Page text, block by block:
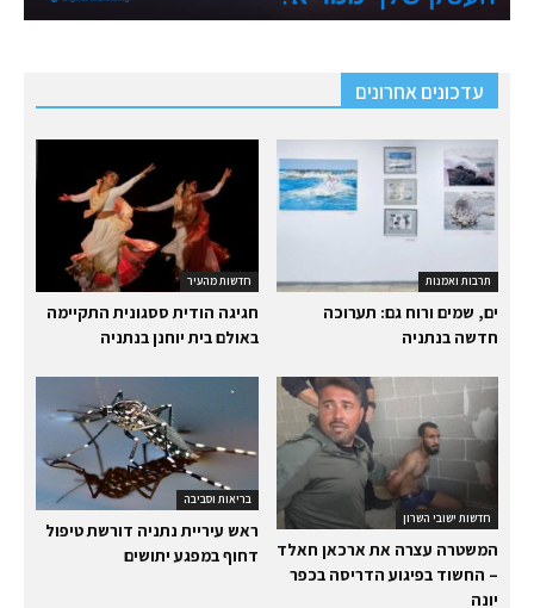
עדכונים אחרונים
חדשות מהעיר
חגיגה הודית ססגונית התקיימה
באולם בית יוחנן בנתניה
תרבות ואמנות
ים, שמים ורוח גם: תערוכה
חדשה בנתניה
בריאות וסביבה
ראש עיריית נתניה דורשת טיפול
דחוף במפגע יתושים
חדשות ישובי השרון
המשטרה עצרה את ארכאן חאלד
– החשוד בפיגוע הדריסה בכפר
יונה